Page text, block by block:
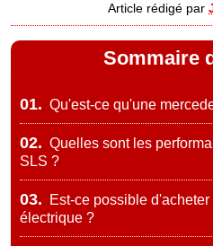
Article rédigé par
Sommaire
01. Qu'est-ce qu'une
02. Quelles sont les
SLS ?
03.
Est-ce possible
électrique ?